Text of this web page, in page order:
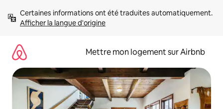
directement
Afficher la langue d'origine
Mettre mon logement sur Airbnb